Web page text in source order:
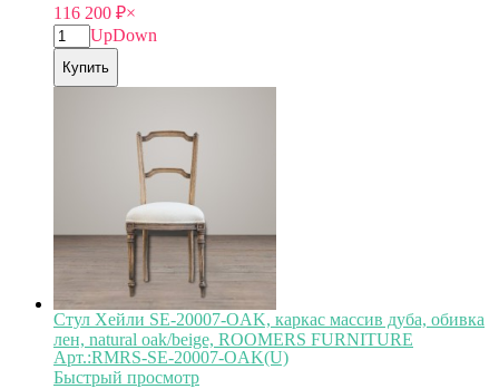
116 200 ₽×
UpDown
Купить
Стул Хейли SE-20007-OAK, каркас массив дуба, обивка
лен, natural oak/beige, ROOMERS FURNITURE
Арт.:RMRS-SE-20007-OAK(U)
Быстрый просмотр